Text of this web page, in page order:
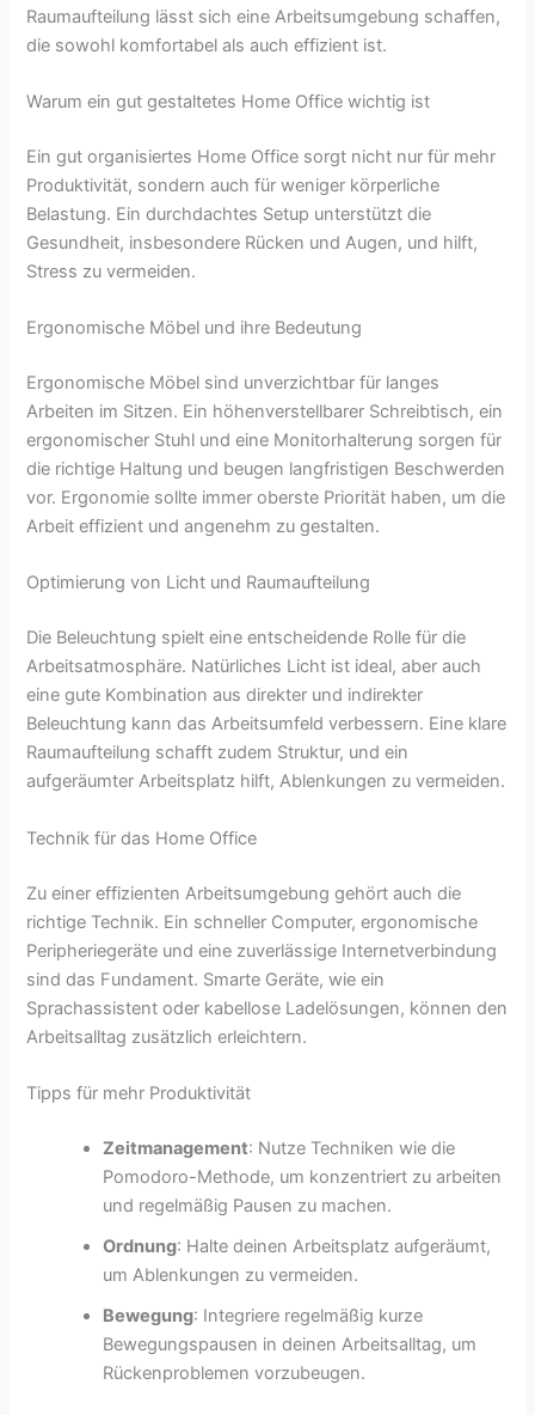
Raumaufteilung lässt sich eine Arbeitsumgebung schaffen,
die sowohl komfortabel als auch effizient ist.
Warum ein gut gestaltetes Home Office wichtig ist
Ein gut organisiertes Home Office sorgt nicht nur für mehr
Produktivität, sondern auch für weniger körperliche
Belastung. Ein durchdachtes Setup unterstützt die
Gesundheit, insbesondere Rücken und Augen, und hilft,
Stress zu vermeiden.
Ergonomische Möbel und ihre Bedeutung
Ergonomische Möbel sind unverzichtbar für langes
Arbeiten im Sitzen. Ein höhenverstellbarer Schreibtisch, ein
ergonomischer Stuhl und eine Monitorhalterung sorgen für
die richtige Haltung und beugen langfristigen Beschwerden
vor. Ergonomie sollte immer oberste Priorität haben, um die
Arbeit effizient und angenehm zu gestalten.
Optimierung von Licht und Raumaufteilung
Die Beleuchtung spielt eine entscheidende Rolle für die
Arbeitsatmosphäre. Natürliches Licht ist ideal, aber auch
eine gute Kombination aus direkter und indirekter
Beleuchtung kann das Arbeitsumfeld verbessern. Eine klare
Raumaufteilung schafft zudem Struktur, und ein
aufgeräumter Arbeitsplatz hilft, Ablenkungen zu vermeiden.
Technik für das Home Office
Zu einer effizienten Arbeitsumgebung gehört auch die
richtige Technik. Ein schneller Computer, ergonomische
Peripheriegeräte und eine zuverlässige Internetverbindung
sind das Fundament. Smarte Geräte, wie ein
Sprachassistent oder kabellose Ladelösungen, können den
Arbeitsalltag zusätzlich erleichtern.
Tipps für mehr Produktivität
Zeitmanagement: Nutze Techniken wie die
Pomodoro-Methode, um konzentriert zu arbeiten
und regelmäßig Pausen zu machen.
Ordnung: Halte deinen Arbeitsplatz aufgeräumt,
um Ablenkungen zu vermeiden.
Bewegung: Integriere regelmäßig kurze
Bewegungspausen in deinen Arbeitsalltag, um
Rückenproblemen vorzubeugen.